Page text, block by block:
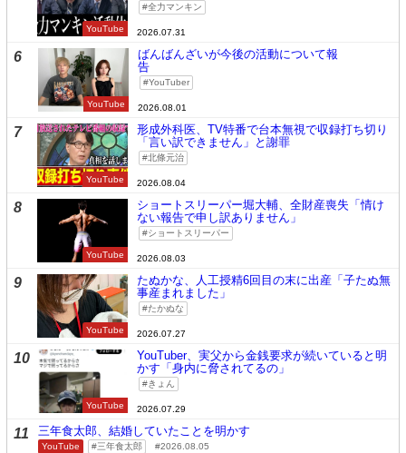
YouTube
全力マンキン
2026.07.31
6
YouTube
ばんばんざいが今後の活動について報
告
YouTuber
2026.08.01
7
YouTube
形成外科医、TV特番で台本無視で収録打ち切り
「言い訳できません」と謝罪
北條元治
2026.08.04
8
YouTube
ショートスリーパー堀大輔、全財産喪失「情け
ない報告で申し訳ありません」
ショートスリーパー
2026.08.03
9
YouTube
たぬかな、人工授精6回目の末に出産「子たぬ無
事産まれました」
たかぬな
2026.07.27
10
YouTube
YouTuber、実父から金銭要求が続いていると明
かす「身内に脅されてるの」
きょん
2026.07.29
11 三年食太郎、結婚していたことを明かす
YouTube 三年食太郎 2026.08.05